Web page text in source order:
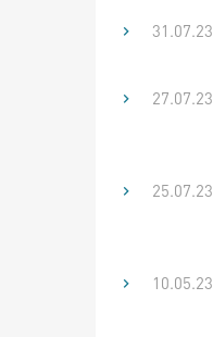
31.07.23
27.07.23
25.07.23
10.05.23